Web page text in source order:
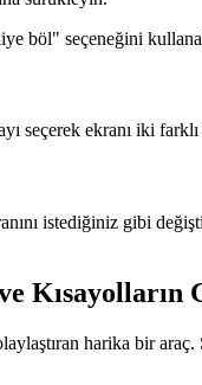
böl" seçeneğini
seçerek ekranı iki
istediğiniz gibi
Kısayolların
harika bir